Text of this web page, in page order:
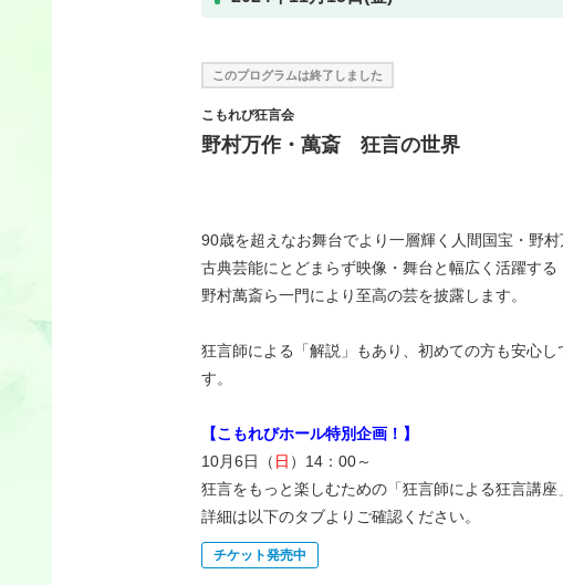
このプログラムは終了しました
こもれび狂言会
野村万作・萬斎 狂言の世界
90歳を超えなお舞台でより一層輝く人間国宝・野村
古典芸能にとどまらず映像・舞台と幅広く活躍する
野村萬斎ら一門により至高の芸を披露します。
狂言師による「解説」もあり、初めての方も安心し
す。
【こもれびホール特別企画！】
10月6日（ 日 ）14：00～
狂言をもっと楽しむための「狂言師による狂言講座
詳細は以下のタブよりご確認ください。
チケット発売中